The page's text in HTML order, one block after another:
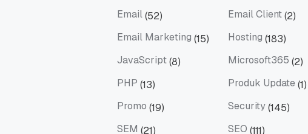
Email(52) Email Client(2)
Email Marketing (15) Hosting (183)
JavaScript(8) Microsoft365 (2)
PHP (13) Produk Update (1)
Promo (19) Security(145)
SEM (21) SEO (111)